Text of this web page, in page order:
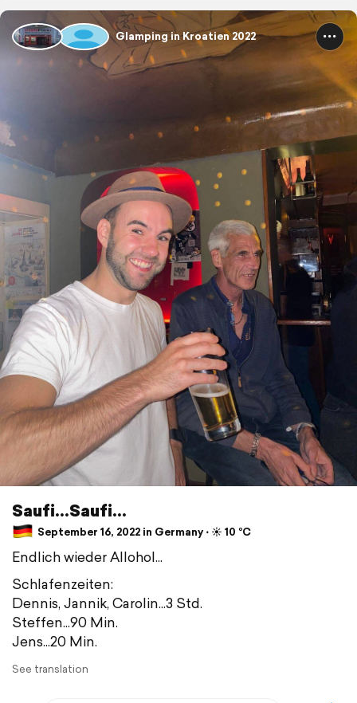
Glamping in Kroatien 2022
Saufi...Saufi...
September 16, 2022 in Germany ⋅ ☀️ 10 °C
Endlich wieder Allohol...
Schlafenzeiten:
Dennis, Jannik, Carolin...3 Std.
Steffen...90 Min.
Jens...20 Min.
See translation